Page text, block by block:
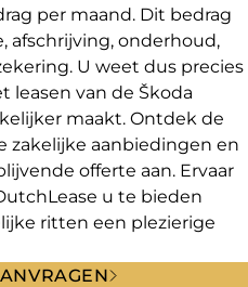
per maand. Dit bedrag
afschrijving, onderhoud,
U weet dus precies
leasen van de Škoda
maakt. Ontdek de
zakelijke aanbiedingen en
offerte aan. Ervaar
u te bieden
ritten een plezierige